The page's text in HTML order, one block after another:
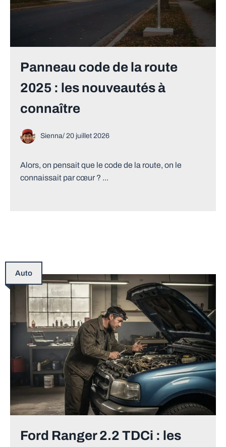
Panneau code de la route
2025 : les nouveautés à
connaître
Sienna/ 20 juillet 2026
Alors, on pensait que le code de la route, on le
connaissait par cœur ? ...
Auto
Ford Ranger 2.2 TDCi : les